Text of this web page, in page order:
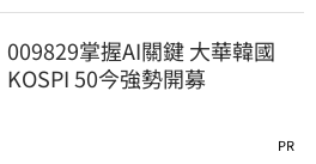
009829掌握AI關鍵 大華韓國
KOSPI 50今強勢開募
PR